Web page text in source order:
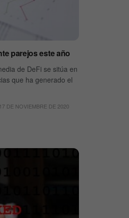
parejos este año
de DeFi se sitúa en
que ha generado el
DE NOVIEMBRE DE 2020